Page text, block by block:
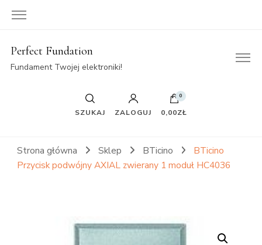
Perfect Fundation
Fundament Twojej elektroniki!
SZUKAJ ZALOGUJ
0
0,00ZŁ
Strona główna Sklep BTicino
BTicino
Przycisk podwójny AXIAL zwierany 1 moduł HC4036